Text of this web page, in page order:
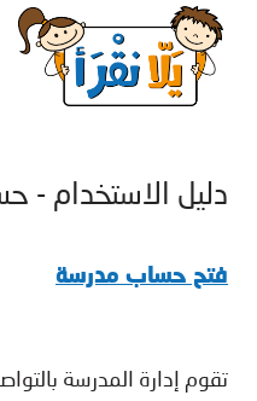
دليل الاستخدام -
فتح حساب مدرسة
تقوم إدارة المدرسة